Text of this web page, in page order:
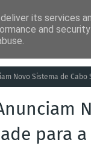
Análises
Novo Sistema de
para
its services
and